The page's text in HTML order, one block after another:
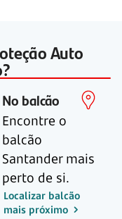
Auto
No balcão
Encontre o
balcão
Santander mais
perto de si.
Localizar balcão
mais próximo